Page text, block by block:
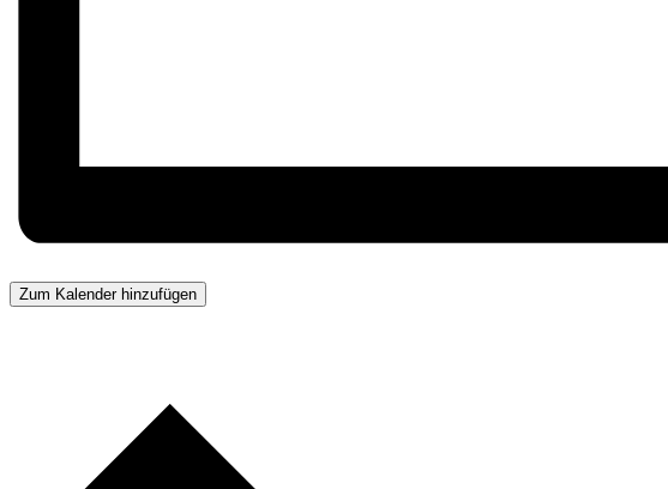
Zum Kalender hinzufügen